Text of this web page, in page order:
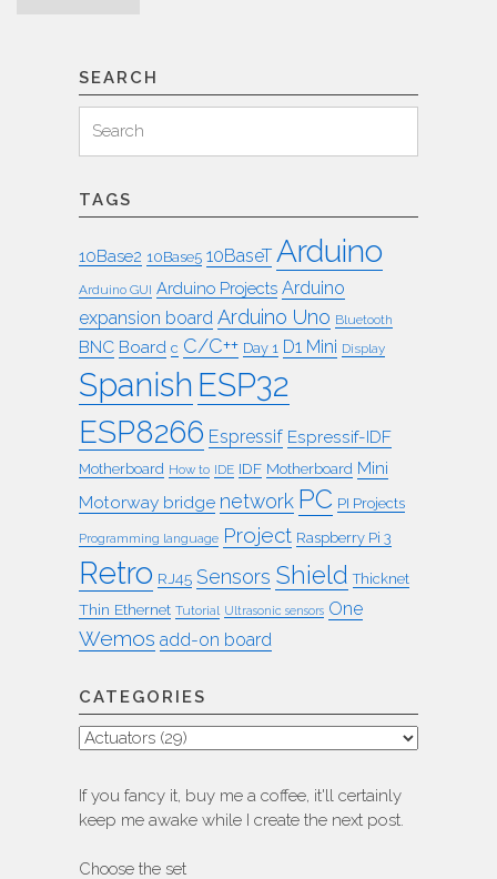
SEARCH
for:
Search
TAGS
10Base2 10Base5 10BaseT Arduino
Arduino GUI Arduino Projects Arduino
expansion board Arduino Uno Bluetooth
BNC Board c C/C++ Day 1 D1 Mini Display
Spanish ESP32
ESP8266 Espressif Espressif-IDF
Motherboard How to IDE IDF Motherboard Mini
Motorway bridge network PC PI Projects
Programming language Project Raspberry Pi 3
Retro RJ45 Sensors Shield Thicknet
Thin Ethernet Tutorial Ultrasonic sensors One
Wemos add-on board
CATEGORIES
Categories
If you fancy it, buy me a coffee, it'll certainly
keep me awake while I create the next post.
Choose the set